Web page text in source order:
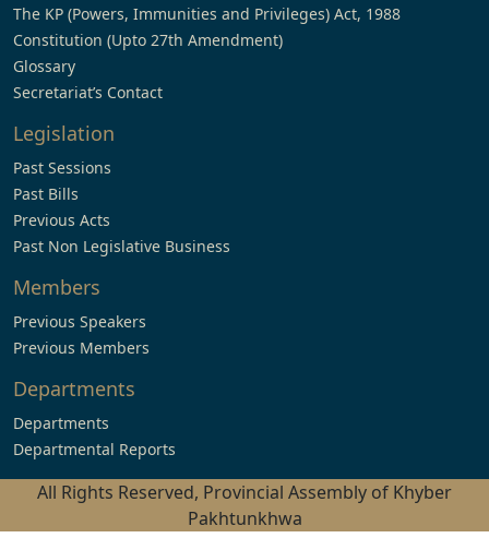
The KP (Powers, Immunities and Privileges) Act, 1988
Constitution (Upto 27th Amendment)
Glossary
Secretariat’s Contact
Legislation
Past Sessions
Past Bills
Previous Acts
Past Non Legislative Business
Members
Previous Speakers
Previous Members
Departments
Departments
Departmental Reports
All Rights Reserved, Provincial Assembly of Khyber
Pakhtunkhwa